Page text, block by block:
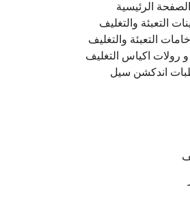
الصفحة الرئيسية
التعبئة والتغليف
التعبئة والتغليف
رولات اكياس التغليف
اندكشن سيل